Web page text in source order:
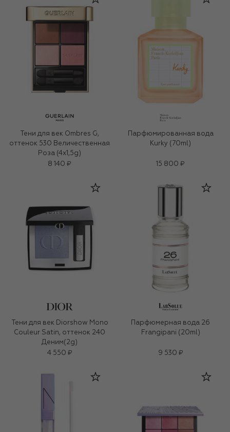
Тени для век Ombres G,
оттенок 530 Величественная
Роза (4x1,5g)
8 140 ₽
Парфюмированная вода
Kurky (70ml)
15 800 ₽
Тени для век Diorshow Mono
Couleur Satin, оттенок 240
Деним(2g)
4 550 ₽
Парфюмерная вода 26
Frangipani (20ml)
9 530 ₽